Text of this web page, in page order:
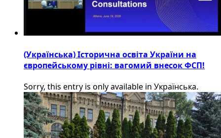
(Українська) Історична освіта України на
європейському рівні: вагомий внесок ФСП!
Sorry, this entry is only available in Українська.